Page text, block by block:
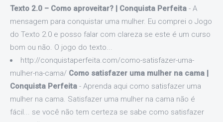
Texto 2.0 – Como aproveitar? | Conquista Perfeita - A
mensagem para conquistar uma mulher. Eu comprei o Jogo
do Texto 2.0 e posso falar com clareza se este é um curso
bom ou não. O jogo do texto...
http://conquistaperfeita.com/como-satisfazer-uma-
mulher-na-cama/ Como satisfazer uma mulher na cama |
Conquista Perfeita - Aprenda aqui como satisfazer uma
mulher na cama. Satisfazer uma mulher na cama não é
fácil... se você não tem certeza se sabe como satisfazer